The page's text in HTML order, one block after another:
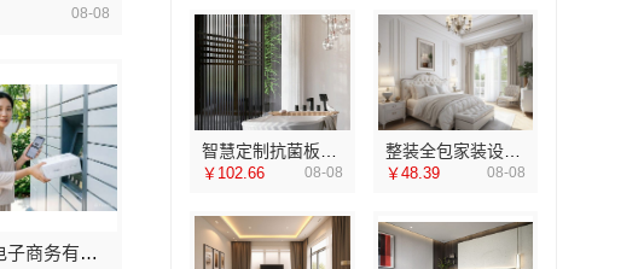
08-08
湖北省惠物电子商务有限公司小型生鲜食品代理商价格
￥102.66 08-08
整装全包家装设计厨卫改造-宁波雅美和居建材科技
￥48.39 08-08